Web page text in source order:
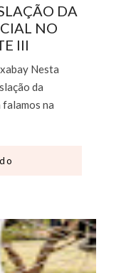
DA
NO
III
Nesta
da
falamos na